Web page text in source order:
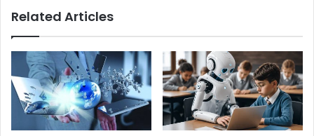
Related Articles